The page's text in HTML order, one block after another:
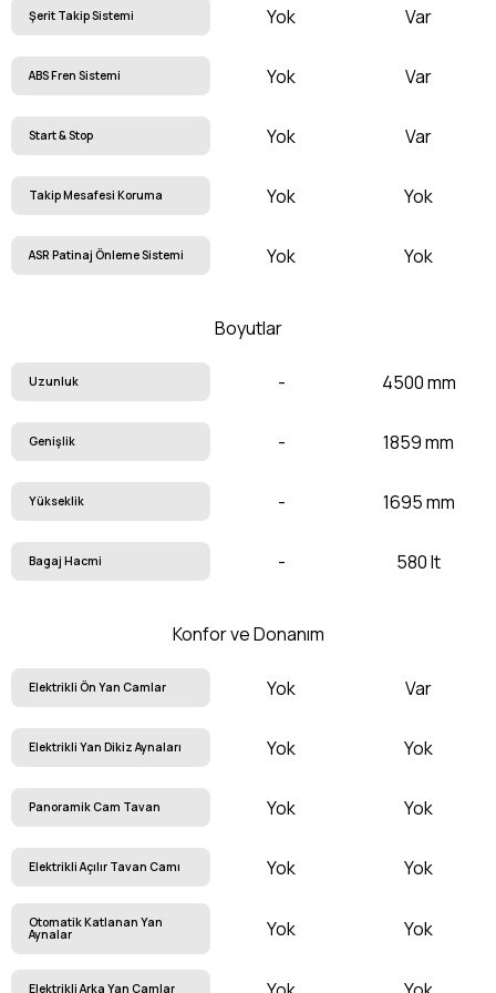
Şerit Takip Sistemi Yok Var
ABS Fren Sistemi Yok Var
Start & Stop Yok Var
Takip Mesafesi Koruma Yok Yok
ASR Patinaj Önleme Sistemi Yok Yok
Boyutlar
Uzunluk - 4500 mm
Genişlik - 1859 mm
Yükseklik - 1695 mm
Bagaj Hacmi - 580 lt
Konfor ve Donanım
Elektrikli Ön Yan Camlar Yok Var
Elektrikli Yan Dikiz Aynaları Yok Yok
Panoramik Cam Tavan Yok Yok
Elektrikli Açılır Tavan Camı Yok Yok
Otomatik Katlanan Yan
Aynalar Yok Yok
Elektrikli Arka Yan Camlar